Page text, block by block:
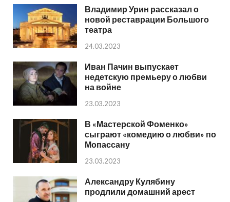
Владимир Урин рассказал о
новой реставрации Большого
театра
24.03.2023
Иван Пачин выпускает
недетскую премьеру о любви
на войне
23.03.2023
В «Мастерской Фоменко»
сыграют «комедию о любви» по
Мопассану
23.03.2023
Александру Кулябину
продлили домашний арест